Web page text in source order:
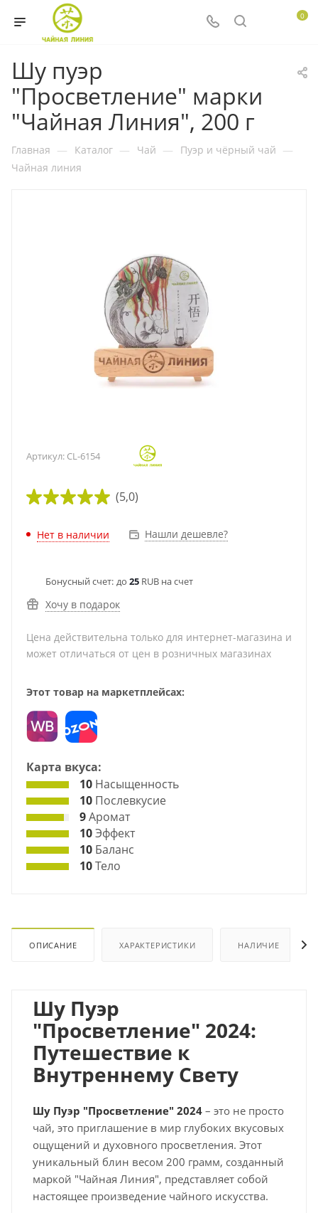
0
Шу пуэр
"Просветление" марки
"Чайная Линия", 200 г
Главная — Каталог — Чай — Пуэр и чёрный чай —
Чайная линия
Артикул: CL-6154
(5,0)
Нет в наличии Нашли дешевле?
Бонусный счет: до 25 RUB на счет
Хочу в подарок
Цена действительна только для интернет-магазина и
может отличаться от цен в розничных магазинах
Этот товар на маркетплейсах:
Карта вкуса:
10 Насыщенность
10 Послевкусие
9Аромат
10Эффект
10 Баланс
10Тело
ОПИСАНИЕ ХАРАКТЕРИСТИКИ НАЛИЧИЕ
Шу Пуэр
"Просветление" 2024:
Путешествие к
Внутреннему Свету
Шу Пуэр "Просветление" 2024 – это не просто
чай, это приглашение в мир глубоких вкусовых
ощущений и духовного просветления. Этот
уникальный блин весом 200 грамм, созданный
маркой "Чайная Линия", представляет собой
настоящее произведение чайного искусства.